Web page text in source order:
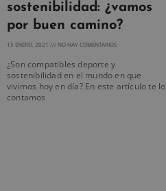
sostenibilidad: ¿vamos
por buen camino?
15 ENERO, 2021 NO HAY COMENTARIOS
¿Son compatibles deporte y
sostenibilidad en el mundo en que
vivimos hoy en día? En este artículo te lo
contamos